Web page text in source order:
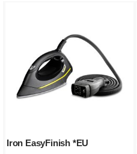
Iron EasyFinish *EU